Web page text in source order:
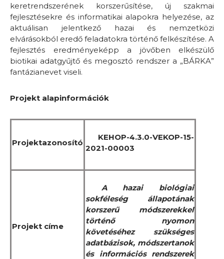
keretrendszerének korszerűsítése, új szakmai
fejlesztésekre és informatikai alapokra helyezése, az
aktuálisan jelentkező hazai és nemzetközi
elvárásokból eredő feladatokra történő felkészítése. A
fejlesztés eredményeképp a jövőben elkészülő
biotikai adatgyűjtő és megosztó rendszer a „BÁRKA”
fantázianevet viseli.
Projekt alapinformációk
Projektazonosító
KEHOP-4.3.0-VEKOP-15-
2021-00003
Projekt címe
A hazai biológiai
sokféleség állapotának
korszerű módszerekkel
történő nyomon
követéséhez szükséges
adatbázisok, módszertanok
és információs rendszerek